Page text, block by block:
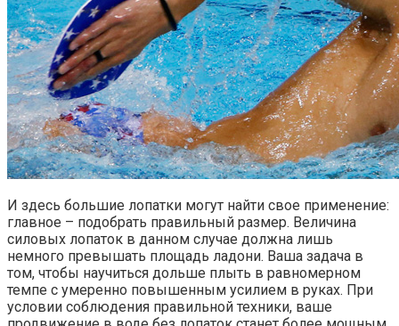
И здесь большие лопатки могут найти свое применение:
главное – подобрать правильный размер. Величина
силовых лопаток в данном случае должна лишь
немного превышать площадь ладони. Ваша задача в
том, чтобы научиться дольше плыть в равномерном
темпе с умеренно повышенным усилием в руках. При
условии соблюдения правильной техники, ваше